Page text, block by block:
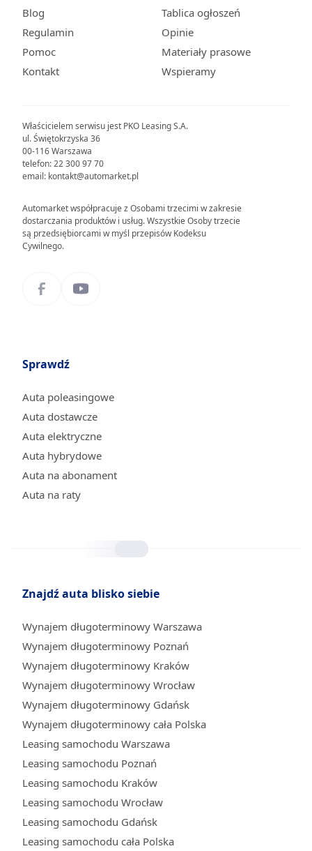
Właścicielem serwisu jest PKO Leasing S.A.
ul. Świętokrzyska 36
00-116 Warszawa
telefon: 22 300 97 70
email: kontakt@automarket.pl
Automarket współpracuje z Osobami trzecimi w zakresie
dostarczania produktów i usług. Wszystkie Osoby trzecie
są przedsiębiorcami w myśl przepisów Kodeksu
Cywilnego.
Blog
Regulamin
Pomoc
Kontakt
Tablica ogłoszeń
Opinie
Materiały prasowe
Wspieramy
Sprawdź
Auta poleasingowe
Auta dostawcze
Auta elektryczne
Auta hybrydowe
Auta na abonament
Auta na raty
Znajdź auta blisko siebie
Wynajem długoterminowy Warszawa
Wynajem długoterminowy Poznań
Wynajem długoterminowy Kraków
Wynajem długoterminowy Wrocław
Wynajem długoterminowy Gdańsk
Wynajem długoterminowy cała Polska
Leasing samochodu Warszawa
Leasing samochodu Poznań
Leasing samochodu Kraków
Leasing samochodu Wrocław
Leasing samochodu Gdańsk
Leasing samochodu cała Polska